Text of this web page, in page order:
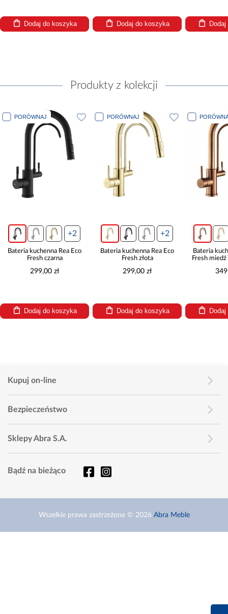
Dodaj do koszyka Dodaj do koszyka Dodaj do
Produkty z kolekcji
PORÓWNAJ
+2
Bateria kuchenna Rea Eco
Fresh czarna
299,00 zł
Dodaj do koszyka
PORÓWNAJ
+2
Bateria kuchenna Rea Eco
Fresh złota
299,00 zł
Dodaj do koszyka
PORÓWNAJ
Bateria
Fresh miedź
Dodaj
Kupuj on-line
Bezpieczeństwo
Sklepy Abra S.A.
Bądź na bieżąco
Wszelkie prawa zastrzeżone © 2026 Abra Meble